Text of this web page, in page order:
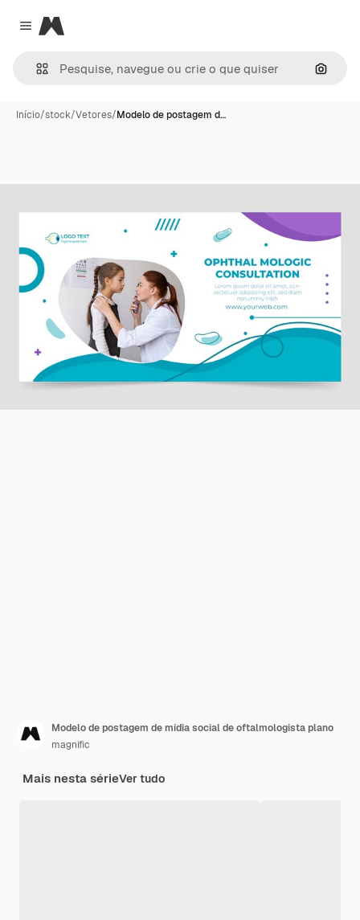
Close menu
Magnific
Início/stock/Vetores/Modelo de postagem d…
Modelo de postagem de mídia social de oftalmologista plano
magnific
Mais nesta sérieVer tudo